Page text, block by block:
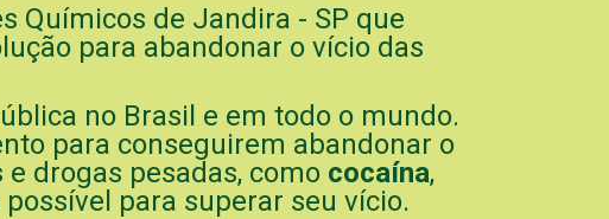
Químicos de Jandira - SP que
para abandonar o vício das
no Brasil e em todo o mundo.
para conseguirem abandonar o
e drogas pesadas, como cocaína,
para superar seu vício.